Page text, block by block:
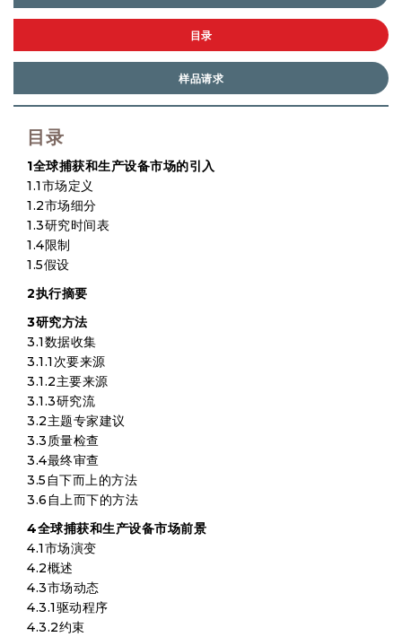
目录
样品请求
目录
1全球捕获和生产设备市场的引入
1.1市场定义
1.2市场细分
1.3研究时间表
1.4限制
1.5假设
2执行摘要
3研究方法
3.1数据收集
3.1.1次要来源
3.1.2主要来源
3.1.3研究流
3.2主题专家建议
3.3质量检查
3.4最终审查
3.5自下而上的方法
3.6自上而下的方法
4全球捕获和生产设备市场前景
4.1市场演变
4.2概述
4.3市场动态
4.3.1驱动程序
4.3.2约束